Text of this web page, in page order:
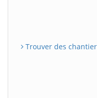
Trouver des